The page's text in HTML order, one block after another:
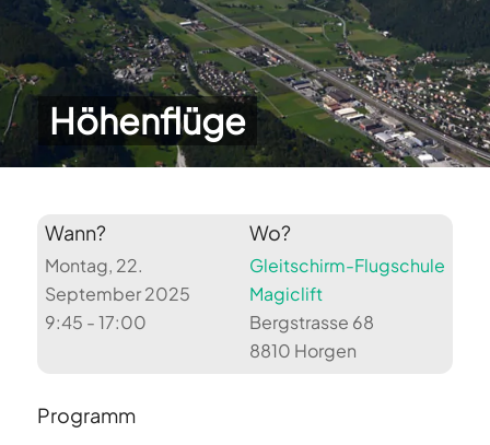
Höhenflüge
Wann?
Montag, 22.
September 2025
9:45 - 17:00
Wo?
Gleitschirm-Flugschule
Magiclift
Bergstrasse 68
8810 Horgen
Programm